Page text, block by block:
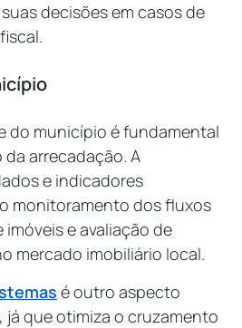
decisões em casos de
do município é fundamental
arrecadação. A
e indicadores
monitoramento dos fluxos
e avaliação de
mercado imobiliário local.
é outro aspecto
já que otimiza o cruzamento